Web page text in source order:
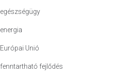
egészségügy
energia
Európai Unió
fenntartható fejlődés